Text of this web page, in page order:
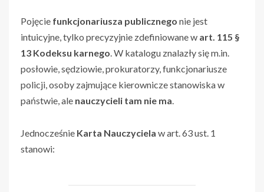
Pojęcie funkcjonariusza publicznego nie jest
intuicyjne, tylko precyzyjnie zdefiniowane w art. 115 §
13 Kodeksu karnego. W katalogu znalazły się m.in.
posłowie, sędziowie, prokuratorzy, funkcjonariusze
policji, osoby zajmujące kierownicze stanowiska w
państwie, ale nauczycieli tam nie ma.
Jednocześnie Karta Nauczyciela w art. 63 ust. 1
stanowi: